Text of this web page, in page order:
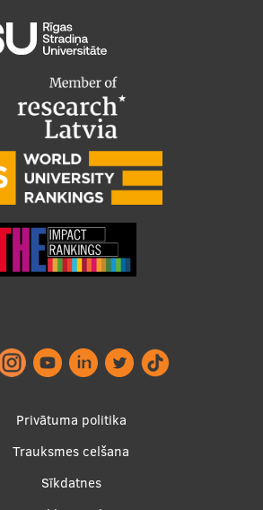
Privātuma politika
Trauksmes celšana
Sīkdatnes